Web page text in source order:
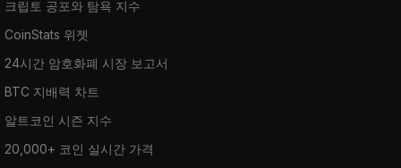
크립토 공포와 탐욕 지수
CoinStats 위젯
24시간 암호화폐 시장 보고서
BTC 지배력 차트
알트코인 시즌 지수
20,000+ 코인 실시간 가격